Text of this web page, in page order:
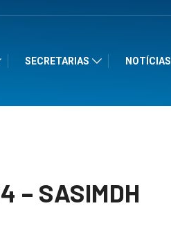
SECRETARIAS NOTÍCIAS
– SASIMDH